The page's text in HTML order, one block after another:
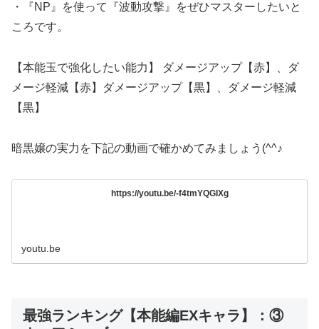
・『NP』を使って『波動攻撃』をぜひマスターしたいと
ころです。
【本能玉で強化したい能力】 ダメージアップ【赤】、ダ
メージ軽減【赤】ダメージアップ【黒】、ダメージ軽減
【黒】
暗黒嬢の実力を下記の動画で確かめてみましょう(^^♪
https://youtu.be/-f4tmYQGIXg
youtu.be
最強ランキング【本能編EXキャラ】：③